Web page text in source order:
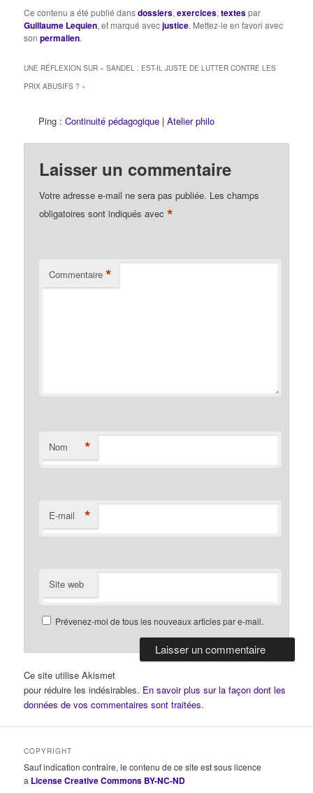
Ce contenu a été publié dansdossiers,exercices,textespar
Guillaume Lequien, et marqué avecjustice. Mettez-le en favori avec
sonpermalien.
UNE RÉFLEXION SUR «SANDEL : EST-IL JUSTE DE LUTTER CONTRE LES
PRIX ABUSIFS ? »
Ping :Continuité pédagogique | Atelier philo
Laisser un commentaire
Votre adresse e-mail ne sera pas publiée. Les champs
obligatoires sont indiqués avec*
Commentaire *
Nom *
E-mail *
Site web
Prévenez-moi de tous les nouveaux articles par e-mail.
Ce site utilise Akismet
pour réduire les indésirables. En savoir plus sur la façon dont les
données de vos commentaires sont traitées.
COPYRIGHT
Sauf indication contraire, le contenu de ce site est sous licence
a License Creative Commons BY-NC-ND